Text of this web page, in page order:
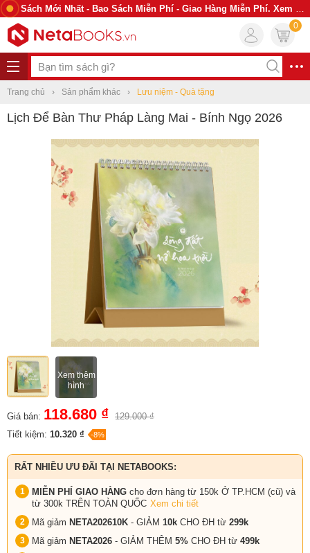
Sách Mới Nhất - Bao Sách Miễn Phí - Giao Hàng Miễn Phí. Xem Ngay
0
Trang chủ Sản phẩm khác Lưu niệm - Quà tặng
Lịch Để Bàn Thư Pháp Làng Mai - Bính Ngọ 2026
Xem thêm
hình
Giá bán: 118.680 ₫ 129.000 ₫
Tiết kiệm: 10.320 ₫ -8%
RẤT NHIỀU ƯU ĐÃI TẠI NETABOOKS:
MIỄN PHÍ GIAO HÀNG cho đơn hàng từ 150k Ở TP.HCM (cũ) và
từ 300k TRÊN TOÀN QUỐC Xem chi tiết
Mã giảm NETA202610K - GIẢM 10k CHO ĐH từ 299k
Mã giảm NETA2026 - GIẢM THÊM 5% CHO ĐH từ 499k